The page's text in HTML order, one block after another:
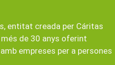
entitat creada per Cáritas
de 30 anys oferint
empreses per a persones